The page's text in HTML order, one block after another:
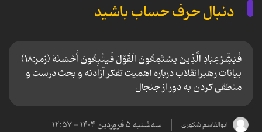
دنبال حرف حساب باشید
فَبَشِّرْ عِبَادِ الَّذِینَ یسْتَمِعُونَ الْقَوْلَ فَیتَّبِعُونَ أَحْسَنَهَ (زمر:۱۸)
بیانات رهبرانقلاب درباره اهمیت تفکر آزادنه و بحث درست و
منطقی کردن به دور از جنجال
ابوالقاسم شکوری سه‌شنبه ۵ فروردین ۱۴۰۴ - ۱۲:۵۷